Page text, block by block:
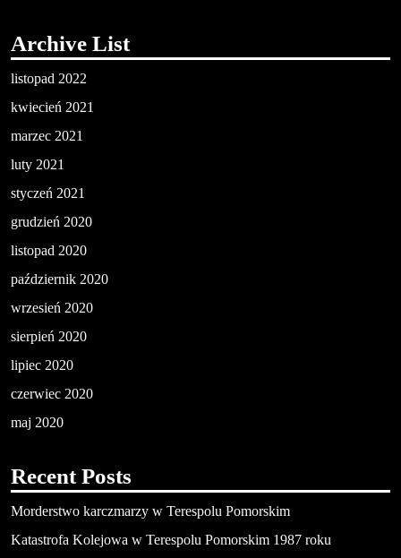
Archive List
listopad 2022
kwiecień 2021
marzec 2021
luty 2021
styczeń 2021
grudzień 2020
listopad 2020
październik 2020
wrzesień 2020
sierpień 2020
lipiec 2020
czerwiec 2020
maj 2020
Recent Posts
Morderstwo karczmarzy w Terespolu Pomorskim
Katastrofa Kolejowa w Terespolu Pomorskim 1987 roku